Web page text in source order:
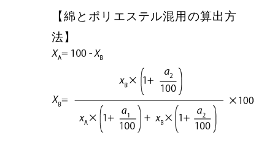
【綿とポリエステル混用の算出方
法】